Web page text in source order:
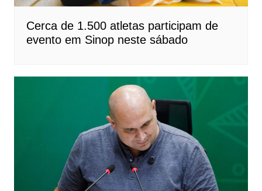
Cerca de 1.500 atletas participam de
evento em Sinop neste sábado